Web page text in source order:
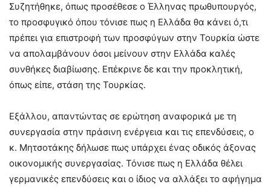
Συζητήθηκε, όπως προσέθεσε ο Έλληνας πρωθυπουργός,
το προσφυγικό όπου τόνισε πως η Ελλάδα θα κάνει ό,τι
πρέπει για επιστροφή των προσφύγων στην Τουρκία ώστε
να απολαμβάνουν όσοι μείνουν στην Ελλάδα καλές
συνθήκες διαβίωσης. Επέκρινε δε και την προκλητική,
όπως είπε, στάση της Τουρκίας.
Εξάλλου, απαντώντας σε ερώτηση αναφορικά με τη
συνεργασία στην πράσινη ενέργεια και τις επενδύσεις, ο
κ. Μητσοτάκης δήλωσε πως υπάρχει ένας οδικός άξονας
οικονομικής συνεργασίας. Τόνισε πως η Ελλάδα θέλει
γερμανικές επενδύσεις και ο ίδιος να αλλάξει το αφήγημα